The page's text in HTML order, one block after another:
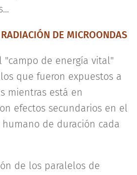
DE MICROONDAS
"campo de energía vital"
que fueron expuestos a
mientras está en
efectos secundarios en el
de duración cada
de los paralelos de